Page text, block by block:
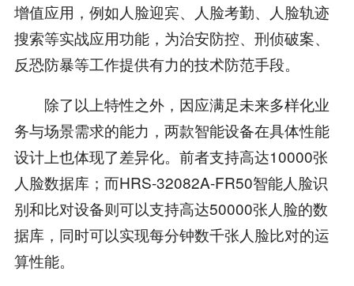
增值应用，例如人脸迎宾、人脸考勤、人脸轨迹
搜索等实战应用功能，为治安防控、刑侦破案、
反恐防暴等工作提供有力的技术防范手段。
除了以上特性之外，因应满足未来多样化业
务与场景需求的能力，两款智能设备在具体性能
设计上也体现了差异化。前者支持高达10000张
人脸数据库；而HRS-32082A-FR50智能人脸识
别和比对设备则可以支持高达50000张人脸的数
据库，同时可以实现每分钟数千张人脸比对的运
算性能。